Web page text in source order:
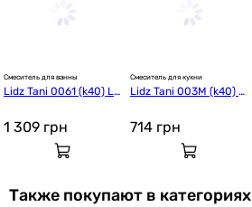
Смеситель для ванны
Lidz Tani 0061 (k40) LD
rome
1 309 грн
Смеситель для кухни
Lidz Tani 003M (k40) L
Chrome
714 грн
Также покупают в категориях